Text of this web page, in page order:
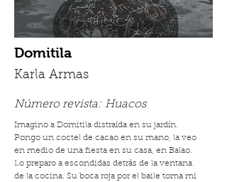
Domitila
Karla Armas
Número revista: Huacos
Imagino a Domitila distraída en su jardín.
Pongo un coctel de cacao en su mano, la veo
en medio de una fiesta en su casa, en Balao.
Lo preparo a escondidas detrás de la ventana
de la cocina. Su boca roja por el baile toma mi